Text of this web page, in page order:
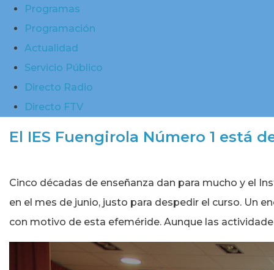
Programas
Programación
Actualidad
Servicio Público
Directo Radio
Directo FTV
El IES Fuengirola Número 1 está
Cinco décadas de enseñanza dan para mucho y el
en el mes de junio, justo para despedir el curso. Un
con motivo de esta efeméride. Aunque las